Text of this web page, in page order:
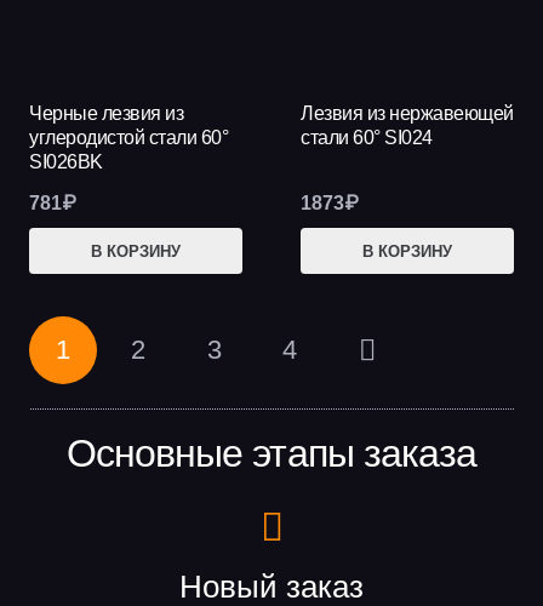
Черные лезвия из
углеродистой стали 60°
SI026BK
781₽
В КОРЗИНУ
Лезвия из нержавеющей
стали 60° SI024
1873₽
В КОРЗИНУ
1 2 3 4
Основные этапы заказа
Новый заказ